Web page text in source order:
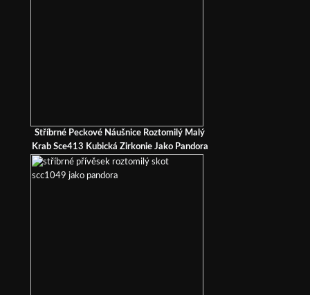
Stříbrné Peckové Náušnice Roztomilý Malý
Krab Sce413 Kubická Zirkonie Jako Pandora